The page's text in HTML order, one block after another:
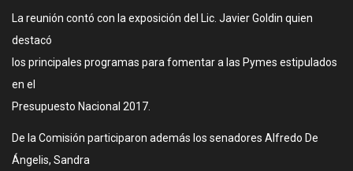
La reunión contó con la exposición del Lic. Javier Goldin quien
destacó
los principales programas para fomentar a las Pymes estipulados
en el
Presupuesto Nacional 2017.
De la Comisión participaron además los senadores Alfredo De
Ángelis, Sandra